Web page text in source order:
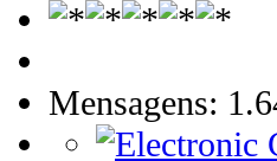
Mensagens: